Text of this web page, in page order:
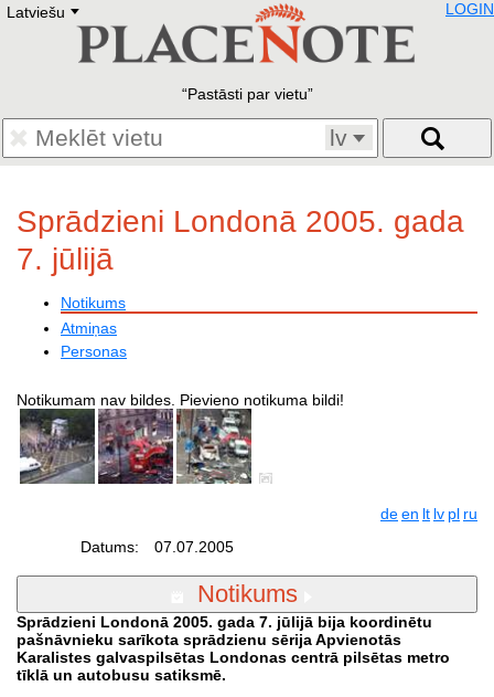
Latviešu E
Deutsch
Francais
Polski
Eestikeelne
LOGIN
Pastāsti par vietu
lv
Sprādzieni Londonā 2005. gada
7. jūlijā
Notikums
Atmiņas
Personas
Notikumam nav bildes. Pievieno notikuma bildi!
deen lt lv pl ru
Datums:
07.07.2005
Notikums
Sprādzieni Londonā 2005. gada 7. jūlijā bija koordinētu
pašnāvnieku sarīkota sprādzienu sērija Apvienotās
Karalistes galvaspilsētas Londonas centrā pilsētas metro
tīklā un autobusu satiksmē.